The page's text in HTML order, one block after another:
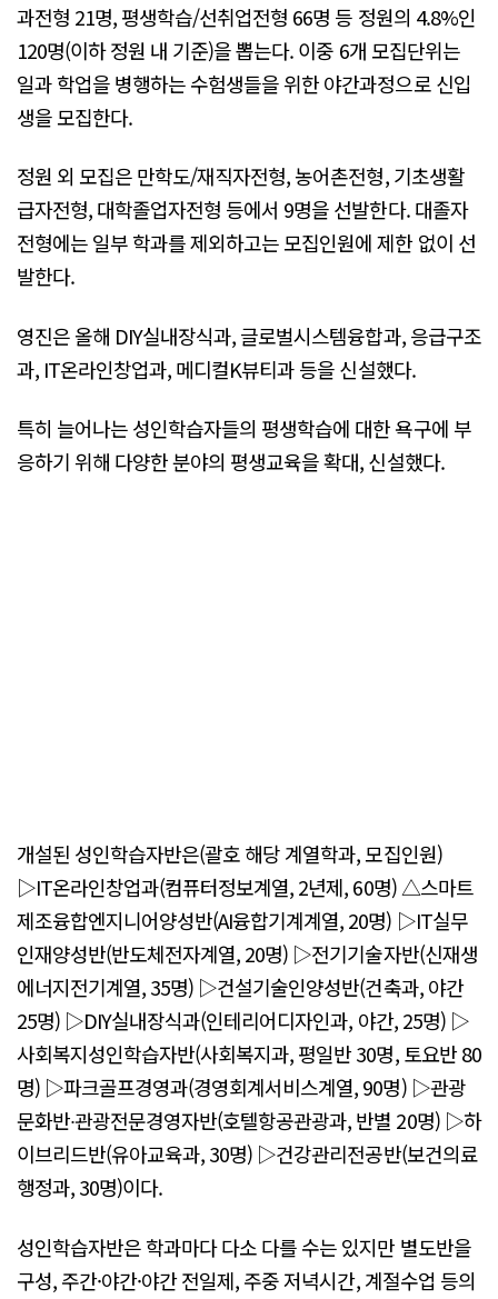
과전형 21명, 평생학습/선취업전형 66명 등 정원의 4.8%인
120명(이하 정원 내 기준)을 뽑는다. 이중 6개 모집단위는
일과 학업을 병행하는 수험생들을 위한 야간과정으로 신입
생을 모집한다.
정원 외 모집은 만학도/재직자전형, 농어촌전형, 기초생활
급자전형, 대학졸업자전형 등에서 9명을 선발한다. 대졸자
전형에는 일부 학과를 제외하고는 모집인원에 제한 없이 선
발한다.
영진은 올해 DIY실내장식과, 글로벌시스템융합과, 응급구조
과, IT온라인창업과, 메디컬K뷰티과 등을 신설했다.
특히 늘어나는 성인학습자들의 평생학습에 대한 욕구에 부
응하기 위해 다양한 분야의 평생교육을 확대, 신설했다.
개설된 성인학습자반은(괄호 해당 계열학과, 모집인원)
▷IT온라인창업과(컴퓨터정보계열, 2년제, 60명) △스마트
제조융합엔지니어양성반(AI융합기계계열, 20명) ▷IT실무
인재양성반(반도체전자계열, 20명) ▷전기기술자반(신재생
에너지전기계열, 35명) ▷건설기술인양성반(건축과, 야간
25명) ▷DIY실내장식과(인테리어디자인과, 야간, 25명) ▷
사회복지성인학습자반(사회복지과, 평일반 30명, 토요반 80
명) ▷파크골프경영과(경영회계서비스계열, 90명) ▷관광
문화반∙관광전문경영자반(호텔항공관광과, 반별 20명) ▷하
이브리드반(유아교육과, 30명) ▷건강관리전공반(보건의료
행정과, 30명)이다.
성인학습자반은 학과마다 다소 다를 수는 있지만 별도반을
구성, 주간·야간·야간 전일제, 주중 저녁시간, 계절수업 등의